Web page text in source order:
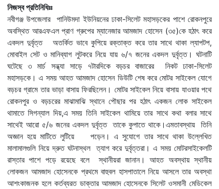
নিজস্ব প্রতিনিধিঃঃ
নবীগঞ্জ উপজেলার পানিউমদা ইউনিয়নের ঢাকা-সিলেট মহাসড়কের পাশে রোকনপুরে
অবস্থিত আরএফএল প্রাণ গ্রুপের ম্যানেজার আমজাদ হোসেন (৩৫)কে হঠাৎ করে
একদল দুর্বৃত্ত অতর্কিত ভাবে কুপিয়ে রক্তাক্ত করে তার সাথে থাকা ল্যাপটপ,
মোবাইল সেট ও মানিব্যাগ লুটকরে নিয়ে যায় ৬/৭ জনের একদল দুর্বৃত্ত। ঘটনাটি
ঘটেছে ৩ মার্চ সন্ধ্যা সাড়ে ৭টারদিকে বড়চর বাজারের নিকট ঢাকা-সিলেট
মহাসড়কে। এ সময় আহত আমজাদ হোসেন ডিউটি শেষ করে মোটর সাইকেল যোগে
বড়চর গ্রামে তার ভাড়া বাসায় ফিরছিলেন। মোটর সাইকেল নিয়ে বাসায় যাওয়ার পথে
রোকনপুর ও বড়চরের মাঝামাঝি স্থানে পৌছার পর হঠাৎ একজন লোক সাইকেল
থামাতে সিগন্যাল দিয়,এ সময় তিনি সাইকেল থামিয়ে তার সাথে কথা বলার সাথে
সাথেই আরো ৫/৬ জনের একদল দুর্বৃত্ত তাকে কুপাতে থাকে।এমতাবস্থায় তিনি
অজ্ঞান হয়ে মাটিতে লুটিয়ে পড়েন। এ সুযোগে তার সাথে থাকা উল্লেখিত
মালামালগুলি নিয়ে দ্রুত ঘটনাস্থল ত্যাগ করে দুর্বৃত্তরা। এ সময় মোটরসাইকেলটি
রাস্তার পাশে পড়ে রয়েছে বলে স্থানীয়রা জানান। আহত অবস্থায় স্থানীয়
লোকজন আমজাদ হোসেনকে প্রথমে বাহুবল হাসপাতালে নিয়ে আসলে তার অবস্থা
আশংকাজনক হলে কর্তব্যরত ডাক্তার আমজাদ হোসেনকে সিলেট ওসমানী মেডিকেল